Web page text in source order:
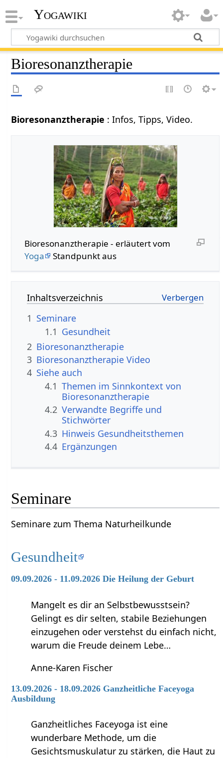
Yogawiki
Bioresonanztherapie
Bioresonanztherapie : Infos, Tipps, Video.
Bioresonanztherapie - erläutert vom
Yoga
Standpunkt aus
Inhaltsverzeichnis
1 Seminare
1.1 Gesundheit
2 Bioresonanztherapie
3 Bioresonanztherapie Video
4 Siehe auch
4.1 Themen im Sinnkontext von
Bioresonanztherapie
4.2 Verwandte Begriffe und
Stichwörter
4.3 Hinweis Gesundheitsthemen
4.4 Ergänzungen
Seminare
Seminare zum Thema Naturheilkunde
Gesundheit
09.09.2026 - 11.09.2026 Die Heilung der Geburt
Mangelt es dir an Selbstbewusstsein?
Gelingt es dir selten, stabile Beziehungen
einzugehen oder verstehst du einfach nicht,
warum die Freude deinem Lebe…
Anne-Karen Fischer
13.09.2026 - 18.09.2026 Ganzheitliche Faceyoga
Ausbildung
Ganzheitliches Faceyoga ist eine
wunderbare Methode, um die
Gesichtsmuskulatur zu stärken, die Haut zu